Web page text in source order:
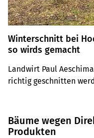
Winterschnitt bei
so wirds gemacht
Landwirt Paul
richtig geschnitten
Bäume wegen
Produkten